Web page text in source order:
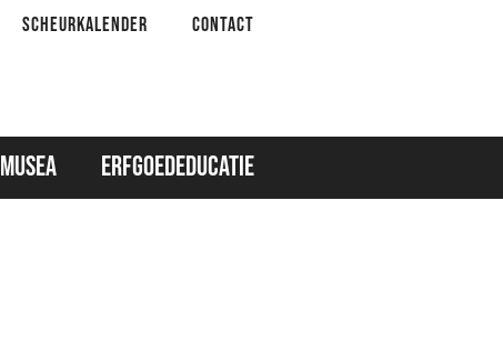
SCHEURKALENDER CONTACT
MUSEA ERFGOEDEDUCATIE